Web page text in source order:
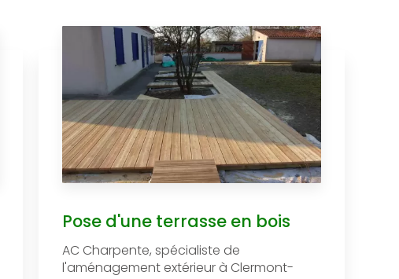
Pose d'une terrasse en bois
AC Charpente, spécialiste de
l'aménagement extérieur à Clermont-